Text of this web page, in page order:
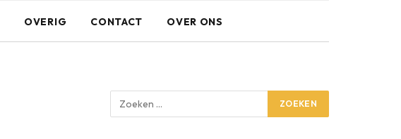
OVERIG CONTACT OVER ONS